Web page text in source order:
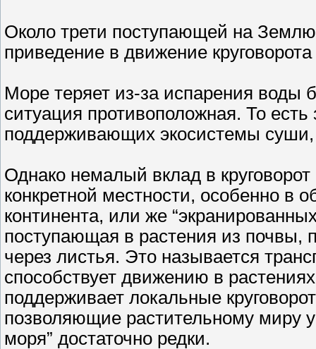
Около трети поступающей на
приведение в движение
Море теряет из-за испарения
ситуация противоположная. То есть
поддерживающих экосистемы
Однако немалый вклад в
конкретной местности, особенно в
континента, или же
поступающая в растения из почвы,
через листья. Это называется
способствует движению в
поддерживает локальные
позволяющие растительному миру
моря” достаточно редки.